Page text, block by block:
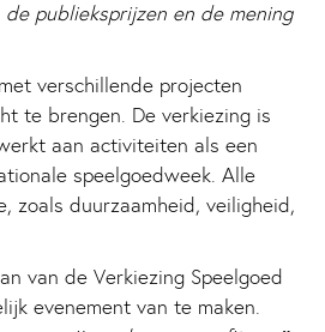
publieksprijzen en de mening
verschillende projecten
te brengen. De verkiezing is
aan activiteiten als een
speelgoedweek. Alle
zoals duurzaamheid, veiligheid,
van de Verkiezing Speelgoed
evenement van te maken.